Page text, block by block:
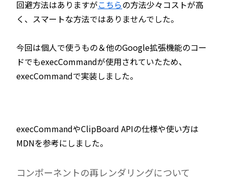
回避方法はありますがこちらの方法少々コストが高
く、スマートな方法ではありませんでした。
今回は個人で使うもの＆他のGoogle拡張機能のコー
ドでもexecCommandが使用されていたため、
execCommandで実装しました。
execCommandやClipBoard APIの仕様や使い方は
MDNを参考にしました。
コンポーネントの再レンダリングについて